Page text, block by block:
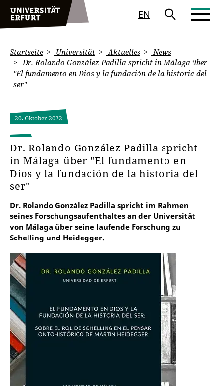
EN
Startseite Universität Aktuelles
News
Dr. Rolando González Padilla spricht in Málaga über
"El fundamento en Dios y la fundación de la historia del
ser"
20. Oktober 2022
Dr. Rolando González Padilla spricht
in Málaga über "El fundamento en
Dios y la fundación de la historia del
ser"
Dr. Rolando González Padilla spricht im Rahmen
seines Forschungsaufenthaltes an der Universität
von Málaga über seine laufende Forschung zu
Schelling und Heidegger.